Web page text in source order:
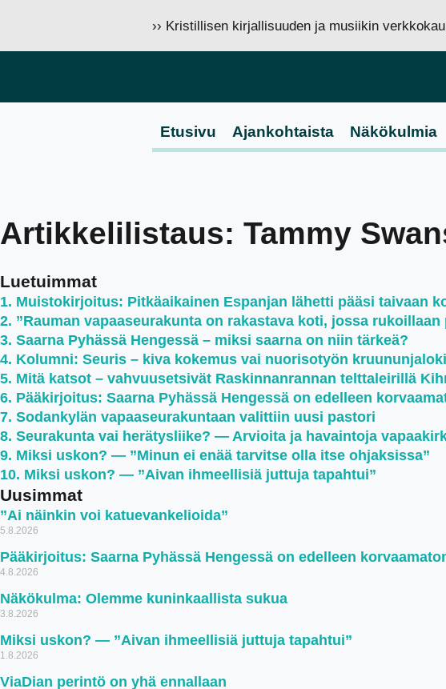
›› Kristillisen kirjallisuuden ja musiikin
Etusivu Ajankohtaista Näkökulmia
Artikkelilistaus: Tammy
Luetuimmat
Muistokirjoitus: Pitkäaikainen Espanjan lähetti pääsi taivaan
”Rauman vapaaseurakunta on rakastava koti, jossa
Saarna Pyhässä Hengessä – miksi saarna on niin tärkeä?
Kolumni: Seuris – kiva kokemus vai nuorisotyön
Mitä katsot – vahvuusetsivät Raskinnanrannan telttaleirillä
Pääkirjoitus: Saarna Pyhässä Hengessä on edelleen
Sodankylän vapaaseurakuntaan valittiin uusi pastori
Seurakunta vai herätysliike? — Arvioita ja havaintoja
Miksi uskon? — ”Minun ei enää tarvitse olla itse ohjaksissa”
Miksi uskon? — ”Aivan ihmeellisiä juttuja tapahtui”
Uusimmat
”Ai näinkin voi katuevankelioida”
5.8.2026
Pääkirjoitus: Saarna Pyhässä Hengessä on edelleen
4.8.2026
Näkökulma: Olemme kuninkaallista sukua
3.8.2026
Miksi uskon? — ”Aivan ihmeellisiä juttuja tapahtui”
1.8.2026
ViaDian perintö on yhä ennallaan